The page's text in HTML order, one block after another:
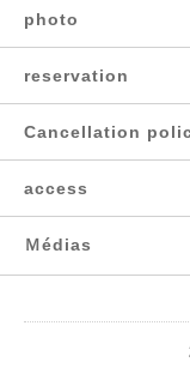
photo
reservation
Cancellation
access
Ｍédias